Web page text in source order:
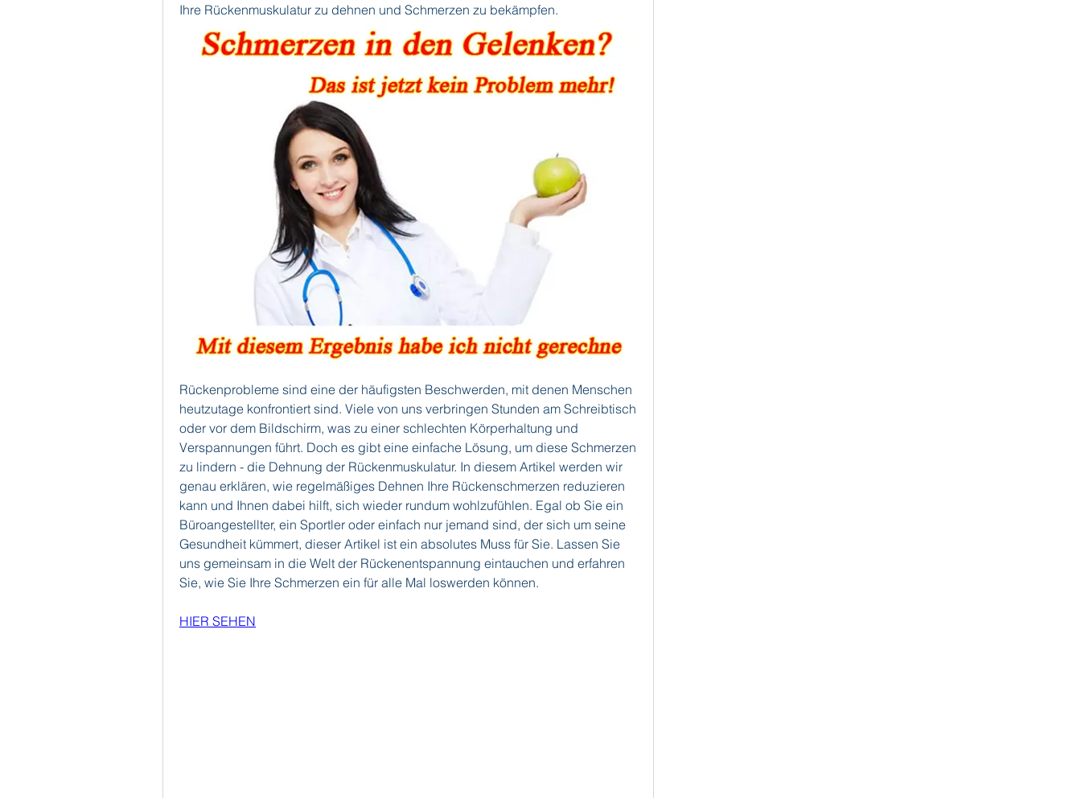
Ihre Rückenmuskulatur zu dehnen und Schmerzen zu bekämpfen.
Rückenprobleme sind eine der häufigsten Beschwerden, mit denen Menschen
heutzutage konfrontiert sind. Viele von uns verbringen Stunden am Schreibtisch
oder vor dem Bildschirm, was zu einer schlechten Körperhaltung und
Verspannungen führt. Doch es gibt eine einfache Lösung, um diese Schmerzen
zu lindern - die Dehnung der Rückenmuskulatur. In diesem Artikel werden wir
genau erklären, wie regelmäßiges Dehnen Ihre Rückenschmerzen reduzieren
kann und Ihnen dabei hilft, sich wieder rundum wohlzufühlen. Egal ob Sie ein
Büroangestellter, ein Sportler oder einfach nur jemand sind, der sich um seine
Gesundheit kümmert, dieser Artikel ist ein absolutes Muss für Sie. Lassen Sie
uns gemeinsam in die Welt der Rückenentspannung eintauchen und erfahren
Sie, wie Sie Ihre Schmerzen ein für alle Mal loswerden können.
HIER SEHEN